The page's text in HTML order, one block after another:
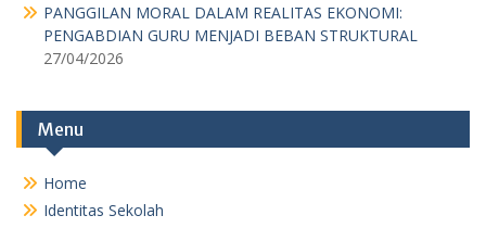
PANGGILAN MORAL DALAM REALITAS EKONOMI:
PENGABDIAN GURU MENJADI BEBAN STRUKTURAL
27/04/2026
Menu
Home
Identitas Sekolah